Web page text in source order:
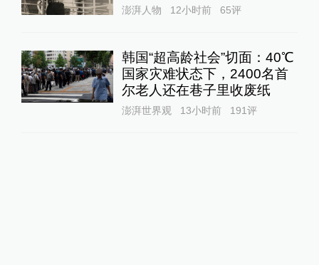
澎湃人物 12小时前 65评
韩国“超高龄社会”切面：40℃
国家灾难状态下，2400名首
尔老人还在巷子里收废纸
澎湃世界观 13小时前 191评